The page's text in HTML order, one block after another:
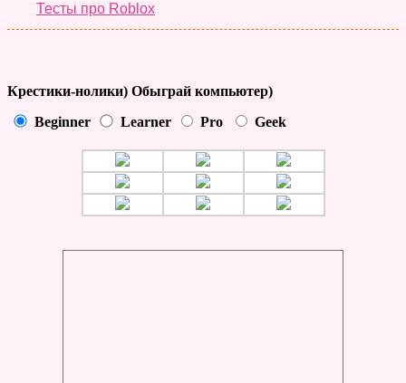
Тесты про Roblox
Крестики-нолики) Обыграй компьютер)
Beginner Learner Pro Geek